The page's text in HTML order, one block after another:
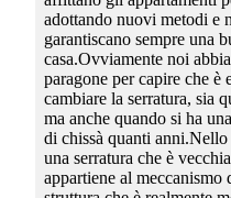
adottando nuovi metodi e
garantiscano sempre una
casa.Ovviamente noi
paragone per capire che è
cambiare la serratura, sia
ma anche quando si ha
di chissà quanti
una serratura che è
appartiene al